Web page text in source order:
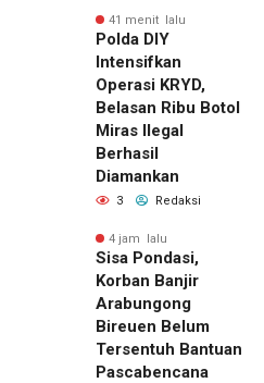
41 menit lalu
Polda DIY
Intensifkan
Operasi KRYD,
Belasan Ribu Botol
Miras Ilegal
Berhasil
Diamankan
3 Redaksi
4 jam lalu
Sisa Pondasi,
Korban Banjir
Arabungong
Bireuen Belum
Tersentuh Bantuan
Pascabencana